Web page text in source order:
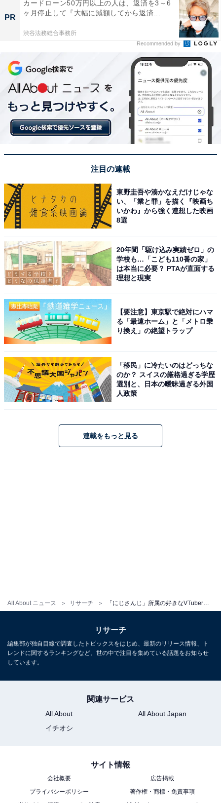
All About ニュース リサーチ 「にじさんじ」所属の好きなVTuberランキング！ 2位「葛葉」、1位は？
PR
カードローン50万円以上の人は、返済を3～6
ヶ月停止して『大幅に減額してから返済...
渋谷法務総合事務所
Recommended by
注目の連載
東野圭吾や湊かなえだけじゃな
い、「業と罪」を描く『映画ち
いかわ』から強く連想した映画
8選
20年間「駆け込み実績ゼロ」の
学校も…「こども110番の家」
は本当に必要？ PTAが直面する
理想と現実
【要注意】東京駅で絶対にハマ
る「最遠ホーム」と「メトロ乗
り換え」の絶望トラップ
「移民」に冷たいのはどっちな
のか？ スイスの厳格過ぎる学歴
選別と、日本の曖昧過ぎる外国
人政策
連載をもっと見る
リサーチ
編集部が独自目線で調査したトピックスをはじめ、最新のリリース情報、ト
レンドに関するランキングなど、世の中で注目を集めている話題をお知らせ
しています。
関連サービス
All About
All About Japan
イチオシ
サイト情報
会社概要
広告掲載
プライバシーポリシー
著作権・商標・免責事項